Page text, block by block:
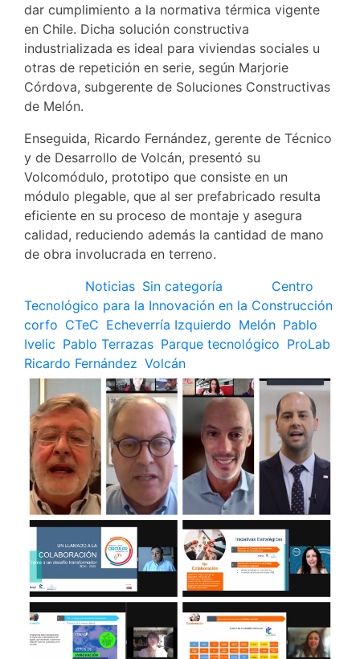
dar cumplimiento a la normativa térmica vigente
en Chile. Dicha solución constructiva
industrializada es ideal para viviendas sociales u
otras de repetición en serie, según Marjorie
Córdova, subgerente de Soluciones Constructivas
de Melón.
Enseguida, Ricardo Fernández, gerente de Técnico
y de Desarrollo de Volcán, presentó su
Volcomódulo, prototipo que consiste en un
módulo plegable, que al ser prefabricado resulta
eficiente en su proceso de montaje y asegura
calidad, reduciendo además la cantidad de mano
de obra involucrada en terreno.
Noticias Sin categoría
Centro
Tecnológico para la Innovación en la Construcción
corfo CTeC Echeverría Izquierdo Melón Pablo
Ivelic Pablo Terrazas Parque tecnológico ProLab
Ricardo Fernández Volcán